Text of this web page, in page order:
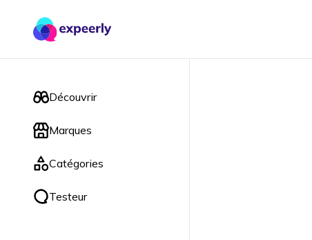
Découvrir
Marques
Catégories
Testeur